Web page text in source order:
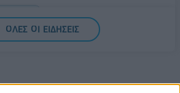
ΟΛΕΣ ΟΙ ΕΙΔΗΣΕΙΣ